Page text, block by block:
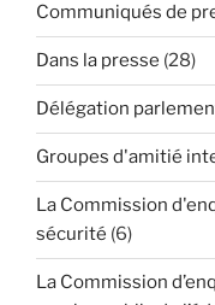
Communiqués de
Dans la presse (28)
Délégation
Groupes d'amitié
La Commission
sécurité (6)
La Commission